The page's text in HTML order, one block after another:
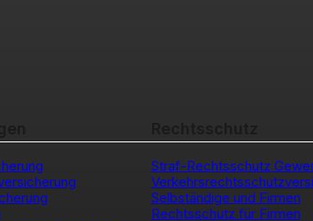
Straf-Rechtsschutz
Selbständige und Firmen
Rechtsschutz für Firmen